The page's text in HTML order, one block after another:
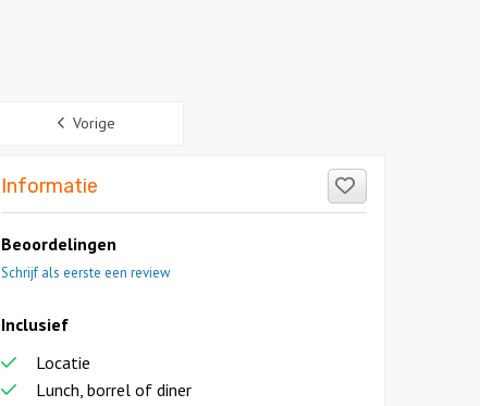
Sidebar
Vorige
Informatie
Beoordelingen
Schrijf als eerste een review
Inclusief
Locatie
Lunch, borrel of diner